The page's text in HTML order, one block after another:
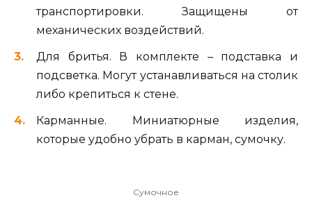
транспортировки. Защищены от
механических воздействий.
Для бритья. В комплекте – подставка и
подсветка. Могут устанавливаться на столик
либо крепиться к стене.
Карманные. Миниатюрные изделия,
которые удобно убрать в карман, сумочку.
Сумочное